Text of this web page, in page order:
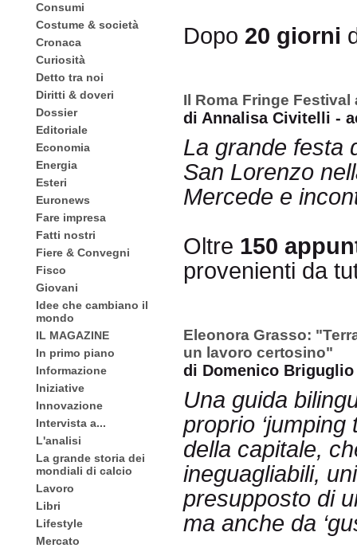
Consumi
Costume & società
Cronaca
Curiosità
Detto tra noi
Diritti & doveri
Dossier
Editoriale
Economia
Energia
Esteri
Euronews
Fare impresa
Fatti nostri
Fiere & Convegni
Fisco
Giovani
Idee che cambiano il
mondo
IL MAGAZINE
In primo piano
Informazione
Iniziative
Innovazione
Intervista a...
L'analisi
La grande storia dei
mondiali di calcio
Lavoro
Libri
Lifestyle
Mercato
Dopo 20 giorni
Il Roma Fringe Festival
di Annalisa Civitelli -
La grande festa
San Lorenzo
Mercede e
Oltre 150
provenienti da
Eleonora Grasso:
un lavoro certosino"
di Domenico Briguglio
Una guida
proprio
della capitale,
ineguagliabili,
presupposto di
ma anche da